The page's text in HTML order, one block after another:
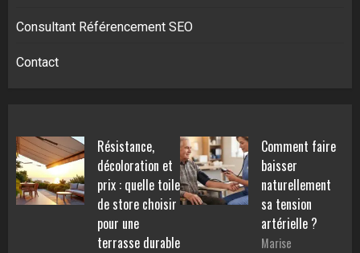
Consultant Référencement SEO
Contact
Résistance,
décoloration et
prix : quelle toile
de store choisir
pour une
terrasse durable
Comment faire
baisser
naturellement
sa tension
artérielle ?
Marise